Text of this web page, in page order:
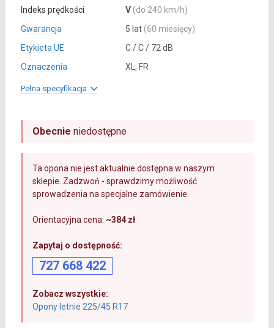
Indeks prędkości
V (do 240 km/h)
Gwarancja
5 lat (60 miesięcy)
Etykieta UE
C / C / 72 dB
Oznaczenia
XL, FR
Pełna specyfikacja
Obecnie niedostępne
Ta opona nie jest aktualnie dostępna w naszym
sklepie. Zadzwoń - sprawdzimy możliwość
sprowadzenia na specjalne zamówienie.
Orientacyjna cena: ~384 zł
Zapytaj o dostępność:
727 668 422
Zobacz wszystkie:
Opony letnie 225/45 R17